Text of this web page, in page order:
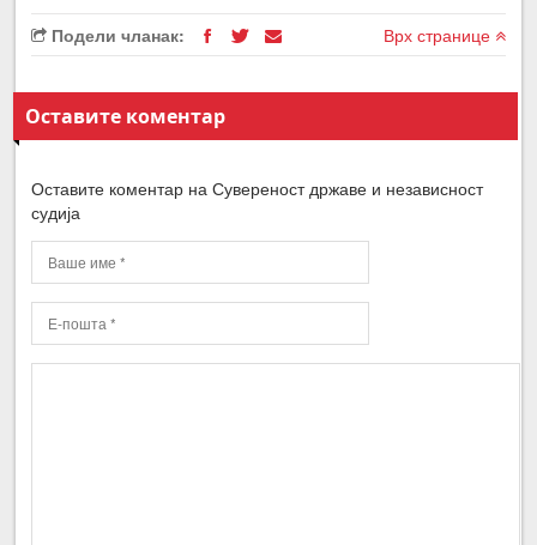
Подели чланак: Врх странице
Оставите коментар
Оставите коментар на Сувереност државе и независност
судија